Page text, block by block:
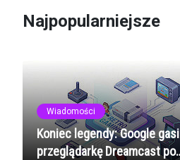
Najpopularniejsze
Wiadomości
Koniec legendy: Google gasi
przeglądarkę Dreamcast po